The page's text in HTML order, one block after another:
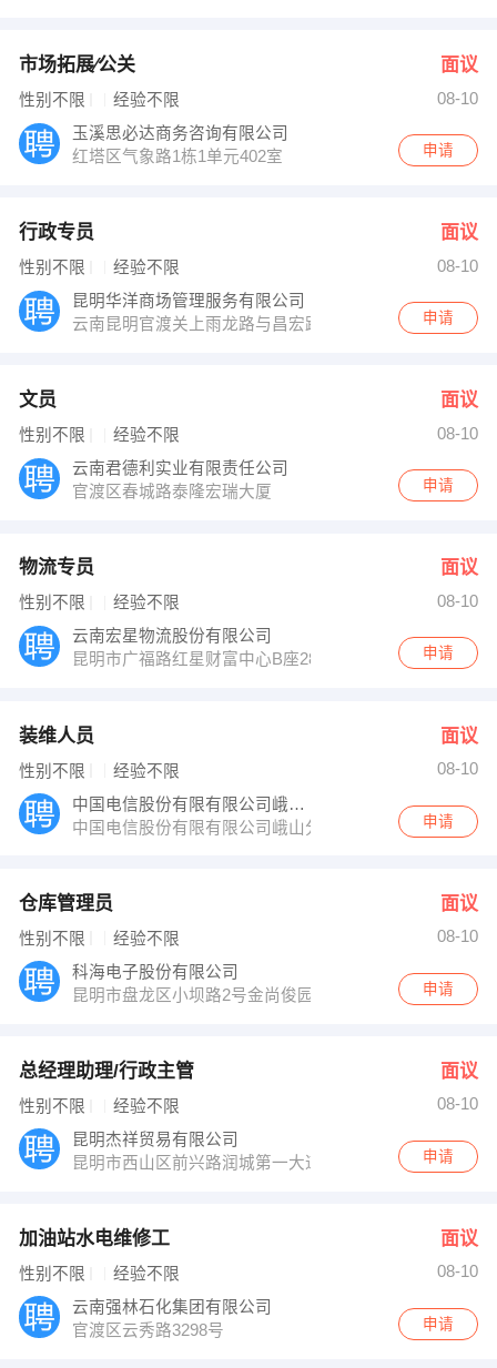
市场拓展∕公关 面议
性别不限 经验不限
08-10
玉溪思必达商务咨询有限公司
红塔区气象路1栋1单元402室
申请
行政专员 面议
性别不限 经验不限
08-10
昆明华洋商场管理服务有限公司
云南昆明官渡关上雨龙路与昌宏路交叉口
申请
文员 面议
性别不限 经验不限
08-10
云南君德利实业有限责任公司
官渡区春城路泰隆宏瑞大厦
申请
物流专员 面议
性别不限 经验不限
08-10
云南宏星物流股份有限公司
昆明市广福路红星财富中心B座28层
申请
装维人员 面议
性别不限 经验不限
08-10
中国电信股份有限有限公司峨山分公司
中国电信股份有限有限公司峨山分公司
申请
仓库管理员 面议
性别不限 经验不限
08-10
科海电子股份有限公司
昆明市盘龙区小坝路2号金尚俊园C座20层
申请
总经理助理/行政主管 面议
性别不限 经验不限
08-10
昆明杰祥贸易有限公司
昆明市西山区前兴路润城第一大道5栋11楼
申请
加油站水电维修工 面议
性别不限 经验不限
08-10
云南强林石化集团有限公司
官渡区云秀路3298号
申请